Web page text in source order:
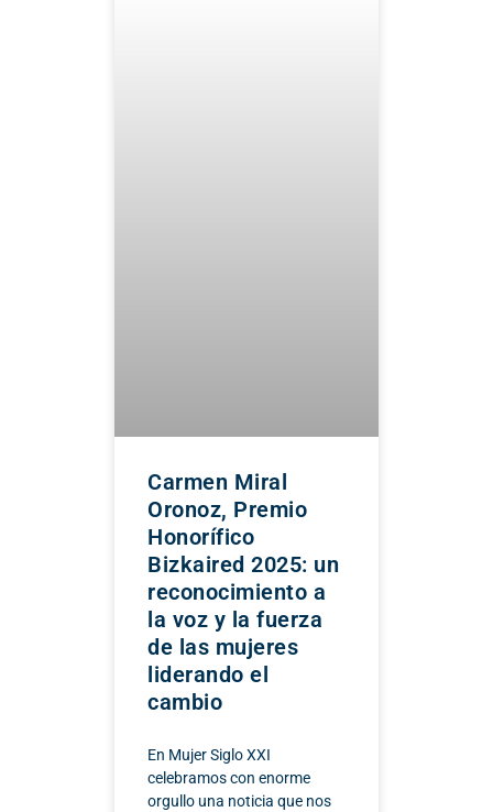
Carmen Miral
Oronoz, Premio
Honorífico
Bizkaired 2025: un
reconocimiento a
la voz y la fuerza
de las mujeres
liderando el
cambio
En Mujer Siglo XXI
celebramos con enorme
orgullo una noticia que nos